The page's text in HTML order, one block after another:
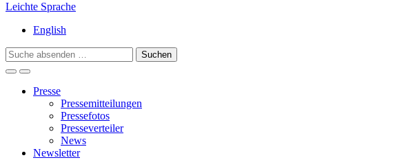
Leichte Sprache
English
Search
for:
Presse
Pressemitteilungen
Pressefotos
Presseverteiler
News
Newsletter